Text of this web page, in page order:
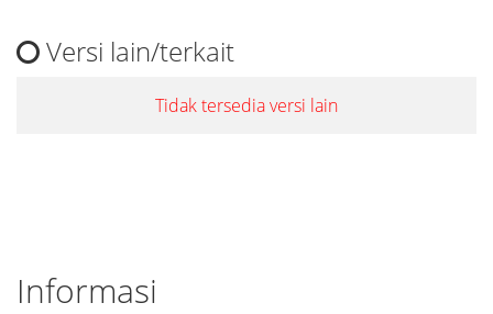
Versi lain/terkait
Tidak tersedia versi lain
Informasi